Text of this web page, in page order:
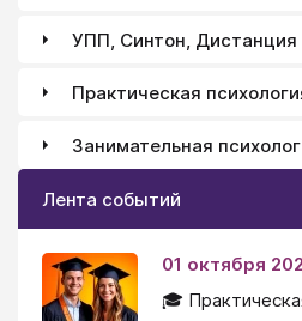
УПП, Синтон, Дистанция
Практическая
Занимательная
Лента событий
01 октября
🎓